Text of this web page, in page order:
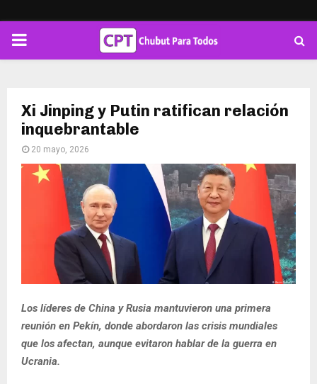
PRIMARY
Xi Jinping y Putin ratifican relación
inquebrantable
20 mayo, 2026
Los líderes de China y Rusia mantuvieron una primera
reunión en Pekín, donde abordaron las crisis mundiales
que los afectan, aunque evitaron hablar de la guerra en
Ucrania.